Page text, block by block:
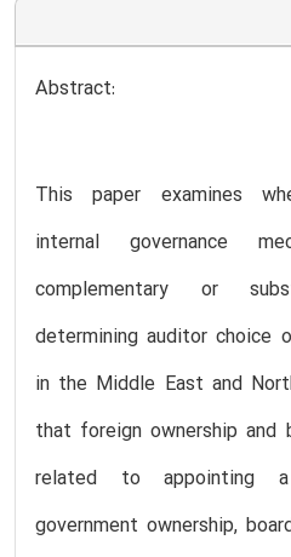
Abstract:
This paper examines
internal governance
complementary or
determining auditor choice
in the Middle East and
that foreign ownership and
related to appointing
government ownership,